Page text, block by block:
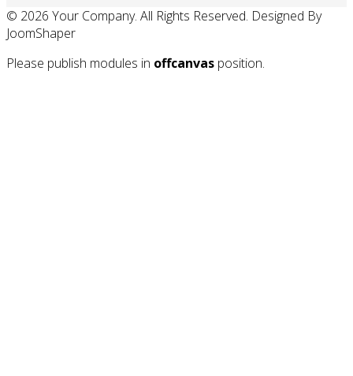
© 2026 Your Company. All Rights Reserved. Designed By
JoomShaper
Please publish modules in offcanvas position.